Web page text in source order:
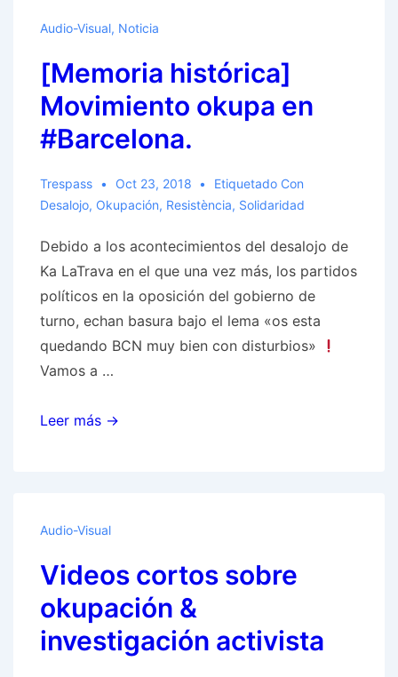
Audio-Visual, Noticia
[Memoria histórica]
Movimiento okupa en
#Barcelona.
Trespass Oct 23, 2018
Etiquetado Con
Desalojo, Okupación, Resistència, Solidaridad
Debido a los acontecimientos del desalojo de
Ka LaTrava en el que una vez más, los partidos
políticos en la oposición del gobierno de
turno, echan basura bajo el lema «os esta
quedando BCN muy bien con disturbios»
Vamos a …
[Memoria
Leer más →
Audio-Visual
Videos cortos sobre
okupación &
investigación activista